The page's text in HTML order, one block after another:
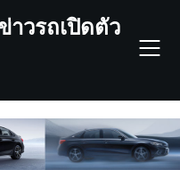
าวรถเปิดตัว